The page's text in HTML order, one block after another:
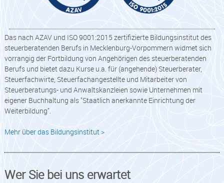
Das nach AZAV und ISO 9001:2015 zertifizierte Bildungsinstitut des
steuerberatenden Berufs in Mecklenburg-Vorpommern widmet sich
vorrangig der Fortbildung von Angehörigen des steuerberatenden
Berufs und bietet dazu Kurse u.a. für (angehende) Steuerberater,
Steuerfachwirte, Steuerfachangestellte und Mitarbeiter von
Steuerberatungs- und Anwaltskanzleien sowie Unternehmen mit
eigener Buchhaltung als "Staatlich anerkannte Einrichtung der
Weiterbildung".
Mehr über das Bildungsinstitut >
Wer Sie bei uns erwartet